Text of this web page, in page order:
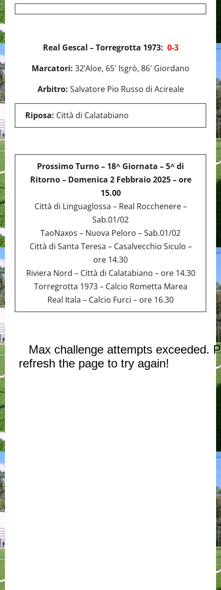
Real Gescal – Torregrotta 1973: 0-3
Marcatori: 32’Aloe, 65′ Isgrò, 86′ Giordano
Arbitro: Salvatore Pio Russo di Acireale
Riposa: Città di Calatabiano
Prossimo Turno – 18^ Giornata – 5^ di
Ritorno – Domenica 2 Febbraio 2025 – ore
15.00
Città di Linguaglossa – Real Rocchenere –
Sab.01/02
TaoNaxos – Nuova Peloro – Sab.01/02
Città di Santa Teresa – Casalvecchio Siculo –
ore 14.30
Riviera Nord – Città di Calatabiano – ore 14.30
Torregrotta 1973 – Calcio Rometta Marea
Real Itala – Calcio Furci – ore 16.30